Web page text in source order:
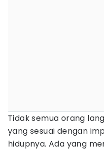
Tidak semua orang
yang sesuai dengan
hidupnya. Ada yang